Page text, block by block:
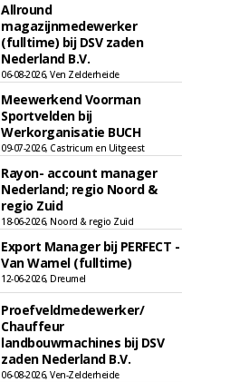
Allround
magazijnmedewerker
(fulltime) bij DSV zaden
Nederland B.V.
06-08-2026, Ven Zelderheide
Meewerkend Voorman
Sportvelden bij
Werkorganisatie BUCH
09-07-2026, Castricum en Uitgeest
Rayon- account manager
Nederland; regio Noord &
regio Zuid
18-06-2026, Noord & regio Zuid
Export Manager bij PERFECT -
Van Wamel (fulltime)
12-06-2026, Dreumel
Proefveldmedewerker/
Chauffeur
landbouwmachines bij DSV
zaden Nederland B.V.
06-08-2026, Ven-Zelderheide